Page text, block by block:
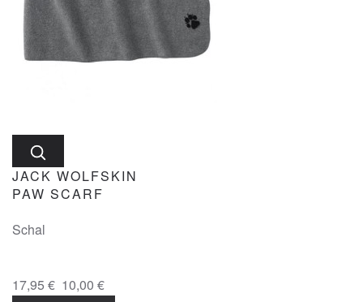
JACK WOLFSKIN
PAW SCARF
Schal
17,95 € 10,00 €